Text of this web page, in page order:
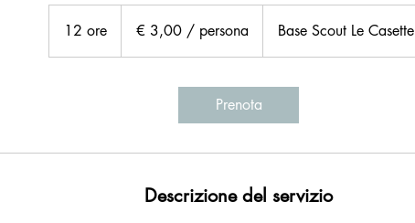
12 ore1
2
€ 3,00 / persona Base Scout Le Casette
Prenota
Descrizione del servizio